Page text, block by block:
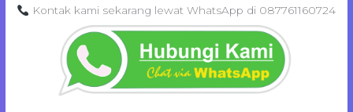
Kontak kami sekarang lewat WhatsApp di 087761160724